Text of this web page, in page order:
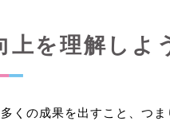
を理解しよ
くの成果を出すこと、つ